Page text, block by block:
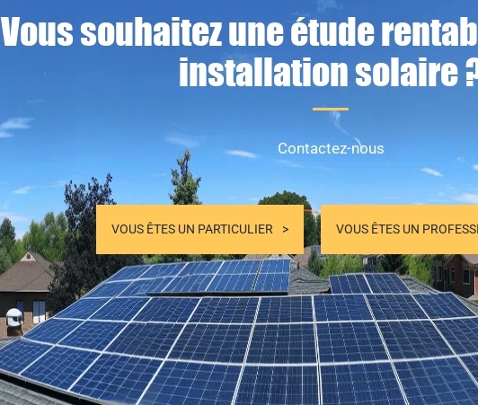
Vous souhaitez une étude
installation solaire
Contactez-nous
VOUS ÊTES UN PARTICULIER VOUS ÊTES UN